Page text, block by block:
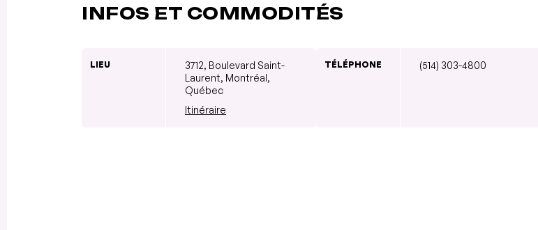
INFOS ET COMMODITÉS
LIEU
3712, Boulevard Saint-
Laurent, Montréal,
Québec
Itinéraire
TÉLÉPHONE (514) 303-4800